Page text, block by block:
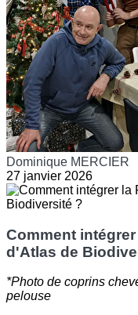
Dominique MERCIER
27 janvier 2026
Comment
d'Atlas de
*Photo de coprins
pelouse